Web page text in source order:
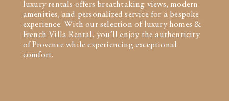
luxury rentals offers breathtaking views, modern
amenities, and personalized service for a bespoke
experience. With our selection of luxury homes &
French Villa Rental, you’ll enjoy the authenticity
of Provence while experiencing exceptional
comfort.